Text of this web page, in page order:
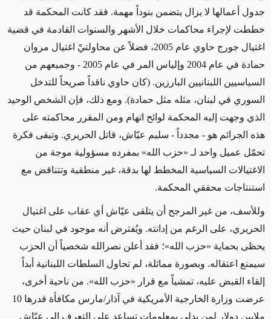
جدول أعمالها لا يزال يتضمن بنوداً مهمة. فقد كانت المحكمة قد
خططت لإجراء محاكمات خلال الأشهر والسنوات القادمة في قضية
اغتيال جورج حاوي عام 2005،
فضلاً عن محاولتيْ اغتيال مروان
حمادة في عام عام
- وجميعهم من
السياسيين اللبنانيين البارزين. (كان حاوي ناقداً صريحاً للتدخل
السوري في لبنان، مثله مثل حمادة). ومع ذلك، فإن الشخص الوحيد
الذي وجهت إليه المحكمة لوائح اتهام ومن المقرر محاكمته على
هذه الجرائم هو - مجدداً - سليم عيّاش، قاتل الحريري. وتبقى فكرة
تحمّل عميل واحد لـ «حزب الله» بمفرده مسؤولية موجة من
الاغتيالات السياسية المخطط لها بدقة، غير منطقية وتتناقض مع
استنتاجات محققي المحكمة.
وللأسف، من غير المرجح أن يتلقى عيّاش أي عقاب على اغتيال
الحريري، على الرغم من إدانته. ويُفترض أنه موجود في لبنان حيث
يحظى بحماية «حزب الله»؛ فقد أعلن نصرالله شخصياً أن الحزب
سيمنع اعتقاله. وبصورة مماثلة، لم تحاول السلطات اللبنانية أبداً
إلقاء القبض عليه، تمشياً مع قرار «حزب الله». من ناحية أخرى،
عرضت وزارة الخارجية الأمريكية في آذار/مارس مكافأة قدرها 10
ملايين دولار لمن يدلي بمعلومات تساعد على التعرف إلى عيّاش